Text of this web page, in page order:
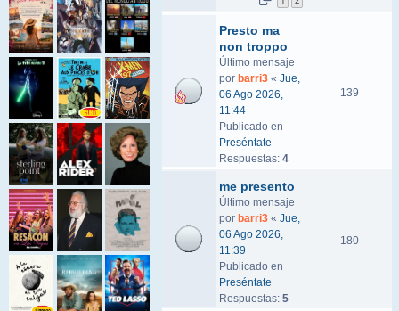
Presto ma
non troppo
Último mensaje
por barri3 « Jue,
06 Ago 2026,
11:44
Publicado en
Preséntate
Respuestas: 4
139
me presento
Último mensaje
por barri3 « Jue,
06 Ago 2026,
11:39
Publicado en
Preséntate
Respuestas: 5
180